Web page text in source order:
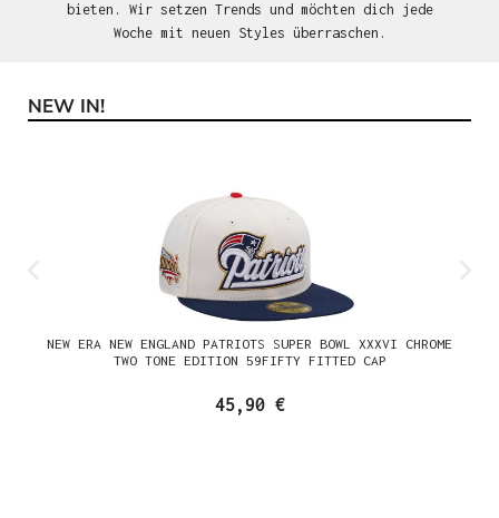
bieten. Wir setzen Trends und möchten dich jede
Woche mit neuen Styles überraschen.
Produktgalerie überspringen
NEW IN!
NEW ERA NEW ENGLAND PATRIOTS SUPER BOWL XXXVI CHROME
TWO TONE EDITION 59FIFTY FITTED CAP
45,90 €